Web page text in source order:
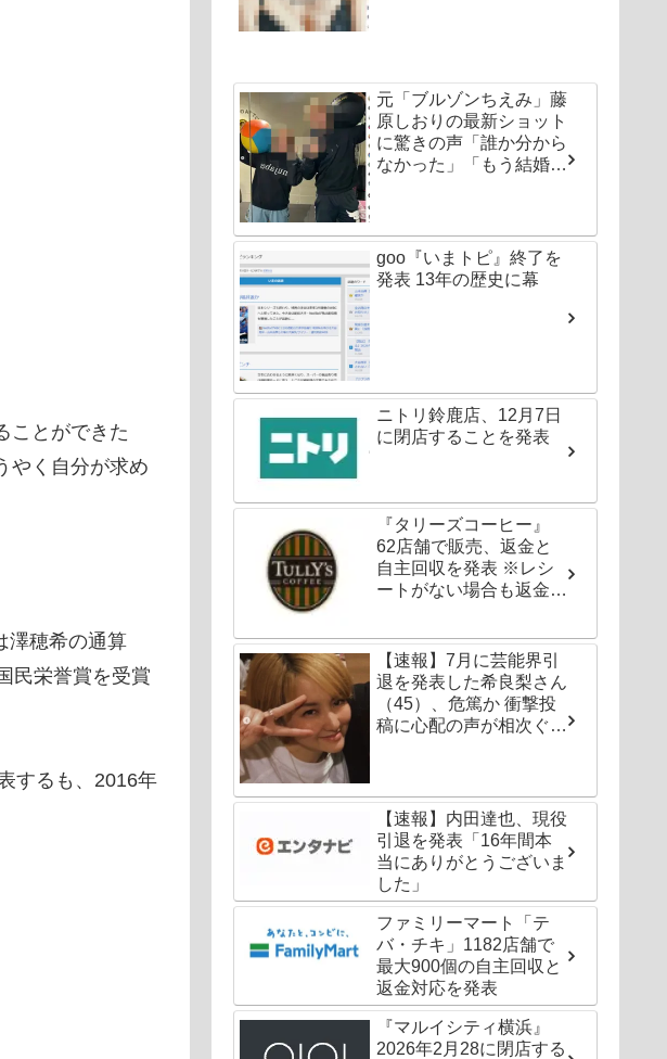
ことができた
やく自分が求め
澤穂希の通算
民栄誉賞を受賞
するも、2016年
元「ブルゾンちえみ」藤
原しおりの最新ショット
に驚きの声「誰か分から
なかった」「もう結婚し
goo『いまトピ』終了を
発表 13年の歴史に幕
ニトリ鈴鹿店、12月7日
に閉店することを発表
『タリーズコーヒー』
62店舗で販売、返金と
自主回収を発表 ※レシ
ートがない場合も返金対
【速報】7月に芸能界引
退を発表した希良梨さん
（45）、危篤か 衝撃投
稿に心配の声が相次ぐ
【速報】内田達也、現役
引退を発表「16年間本
当にありがとうございま
した」
ファミリーマート「テ
バ・チキ」1182店舗で
最大900個の自主回収と
返金対応を発表
『マルイシティ横浜』
2026年2月28に閉店する